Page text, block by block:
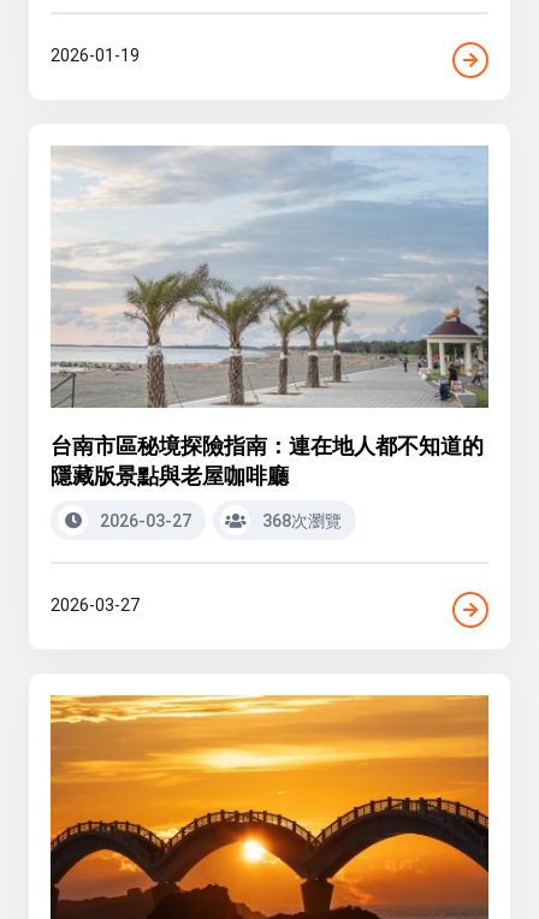
2026-01-19
台南市區秘境探險指南：連在地人都不知道的
隱藏版景點與老屋咖啡廳
2026-03-27 368次瀏覽
2026-03-27